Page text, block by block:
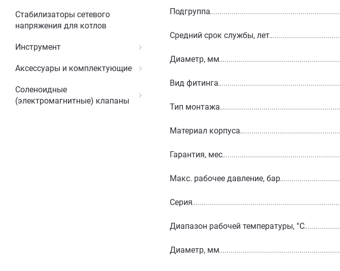
Стабилизаторы сетевого
напряжения для котлов
Инструмент
Аксессуары и комплектующие
Соленоидные
(электромагнитные) клапаны
Подгруппа
Средний срок службы, лет
Диаметр, мм
Вид фитинга
Тип монтажа
Материал корпуса
Гарантия, мес
Макс. рабочее давление, бар
Серия
Диапазон рабочей температуры, °С
Диаметр, мм